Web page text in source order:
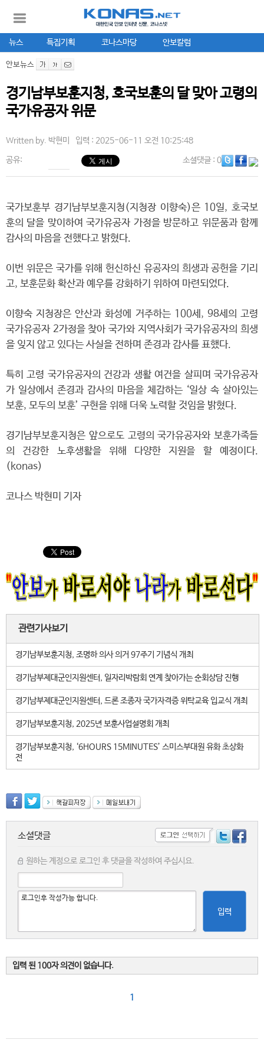
뉴스 특집기획 코나스마당 안보칼럼
안보뉴스
경기남부보훈지청, 호국보훈의 달 맞아 고령의
국가유공자 위문
Written by. 박현미 입력 : 2025-06-11 오전 10:25:48
공유: 소셜댓글: 0
국가보훈부 경기남부보훈지청(지청장 이향숙)은 10일, 호국보
훈의 달을 맞이하여 국가유공자 가정을 방문하고 위문품과 함께
감사의 마음을 전했다고 밝혔다.
이번 위문은 국가를 위해 헌신하신 유공자의 희생과 공헌을 기리
고, 보훈문화 확산과 예우를 강화하기 위하여 마련되었다.
이향숙 지청장은 안산과 화성에 거주하는 100세, 98세의 고령
국가유공자 2가정을 찾아 국가와 지역사회가 국가유공자의 희생
을 잊지 않고 있다는 사실을 전하며 존경과 감사를 표했다.
특히 고령 국가유공자의 건강과 생활 여건을 살피며 국가유공자
가 일상에서 존경과 감사의 마음을 체감하는 ‘일상 속 살아있는
보훈, 모두의 보훈’ 구현을 위해 더욱 노력할 것임을 밝혔다.
경기남부보훈지청은 앞으로도 고령의 국가유공자와 보훈가족들
의 건강한 노후생활을 위해 다양한 지원을 할 예정이다.
(konas)
코나스 박현미 기자
관련기사보기
경기남부보훈지청, 조명하 의사 의거 97주기 기념식 개최
경기남부제대군인지원센터, 일자리박람회 연계 찾아가는 순회상담 진행
경기남부제대군인지원센터, 드론 조종자 국가자격증 위탁교육 입교식 개최
경기남부보훈지청, 2025년 보훈사업설명회 개최
경기남부보훈지청, ‘6HOURS 15MINUTES’ 스미스부대원 유화 초상화
전
소셜댓글
원하는 계정으로 로그인 후 댓글을 작성하여 주십시요.
입력
입력 된 100자 의견이 없습니다.
1